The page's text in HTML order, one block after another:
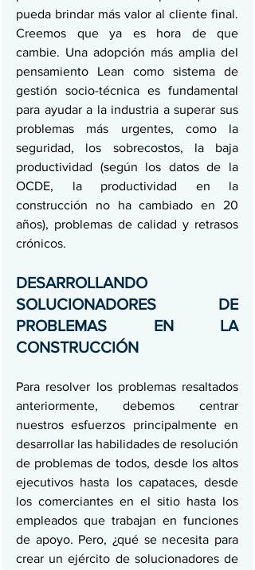
pueda brindar más valor al cliente final.
Creemos que ya es hora de que
cambie. Una adopción más amplia del
pensamiento Lean como sistema de
gestión socio-técnica es fundamental
para ayudar a la industria a superar sus
problemas más urgentes, como la
seguridad, los sobrecostos, la baja
productividad (según los datos de la
OCDE, la productividad en la
construcción no ha cambiado en 20
años), problemas de calidad y retrasos
crónicos.
DESARROLLANDO
SOLUCIONADORES DE
PROBLEMAS EN LA
CONSTRUCCIÓN
Para resolver los problemas resaltados
anteriormente, debemos centrar
nuestros esfuerzos principalmente en
desarrollar las habilidades de resolución
de problemas de todos, desde los altos
ejecutivos hasta los capataces, desde
los comerciantes en el sitio hasta los
empleados que trabajan en funciones
de apoyo. Pero, ¿qué se necesita para
crear un ejército de solucionadores de